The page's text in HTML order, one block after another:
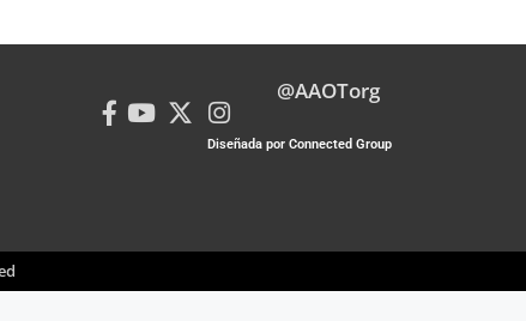
@AAOTorg
Diseñada por Connected Group